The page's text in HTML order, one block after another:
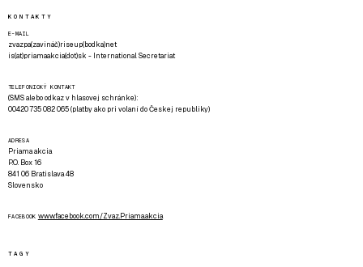
KONTAKTY
E-MAIL
zvazpa(zavináč)riseup(bodka)net
is(at)priamaakcia(dot)sk - International Secretariat
TELEFONICKÝ KONTAKT
(SMS alebo odkaz v hlasovej schránke):
00420 735 082 065 (platby ako pri volaní do Českej republiky)
ADRESA
Priama akcia
P.O. Box 16
841 06 Bratislava 48
Slovensko
FACEBOOK www.facebook.com/Zvaz.Priama.akcia
TAGY